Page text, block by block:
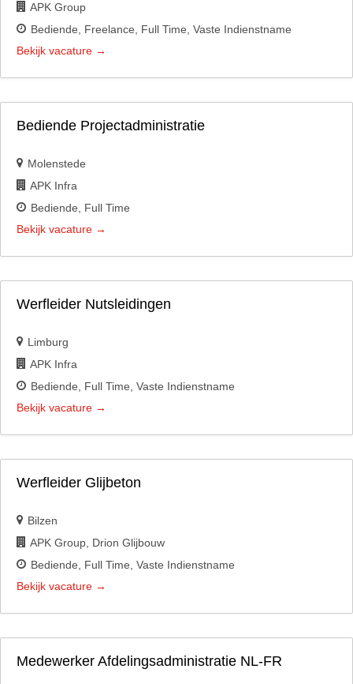
APK Group
Bediende
Freelance Full Time Vaste Indienstname
Bekijk vacature
Bediende Projectadministratie
Molenstede
APK Infra
Bediende
Full Time
Bekijk vacature
Werfleider Nutsleidingen
Limburg
APK Infra
Bediende
Full Time Vaste Indienstname
Bekijk vacature
Werfleider Glijbeton
Bilzen
APK Group Drion Glijbouw
Bediende
Full Time Vaste Indienstname
Bekijk vacature
Medewerker Afdelingsadministratie NL-FR